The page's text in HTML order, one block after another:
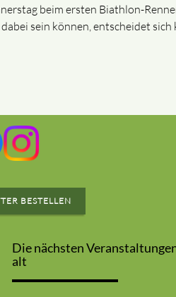
beim ersten Biathlon-
sein können, entscheidet
BESTELLEN
Die nächsten
alt